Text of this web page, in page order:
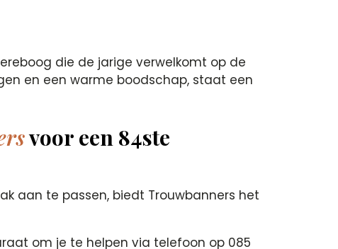
die de jarige verwelkomt op de
en een warme boodschap, staat een
voor een 84ste
aan te passen, biedt Trouwbanners het
om je te helpen via telefoon op 085